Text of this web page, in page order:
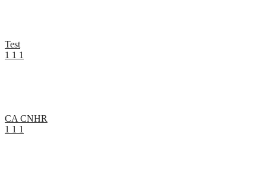
Test
1 1 1
CA CNHR
1 1 1